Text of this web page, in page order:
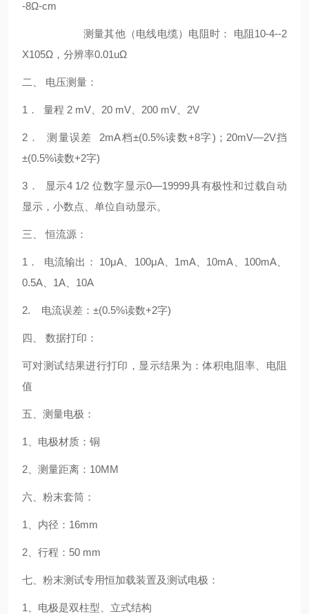
-8Ω-cm
测量其他（电线电缆）电阻时： 电阻10-4--2
X105Ω，分辨率0.01uΩ
二、 电压测量：
1． 量程 2 mV、20 mV、200 mV、2V
2． 测量误差 2mA档±(0.5%读数+8字)；20mV—2V挡
±(0.5%读数+2字)
3． 显示4 1/2 位数字显示0—19999具有极性和过载自动
显示，小数点、单位自动显示。
三、 恒流源：
1． 电流输出： 10μA、100μA、1mA、10mA、100mA、
0.5A、1A、10A
2. 电流误差：±(0.5%读数+2字)
四、 数据打印：
可对测试结果进行打印，显示结果为：体积电阻率、电阻
值
五、测量电极：
1、电极材质：铜
2、测量距离：10MM
六、粉末套筒：
1、内径：16mm
2、行程：50 mm
七、粉末测试专用恒加载装置及测试电极：
1、电极是双柱型、立式结构